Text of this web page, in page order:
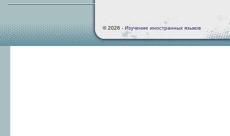
© 2026 - Изучение иностранных языков